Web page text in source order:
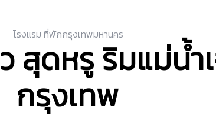
โรงแรม ที่พักกรุงเทพมหานคร
สุดหรู ริมแม่น้ำ
กรุงเทพ